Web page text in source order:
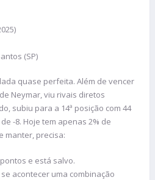
(SP)
quase perfeita. Além de vencer
Neymar, viu rivais diretos
subiu para a 14ª posição com 44
-8. Hoje tem apenas 2% de
manter, precisa:
e está salvo.
se acontecer uma combinação